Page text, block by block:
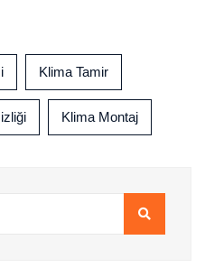
Klima Tamir
Klima Montaj